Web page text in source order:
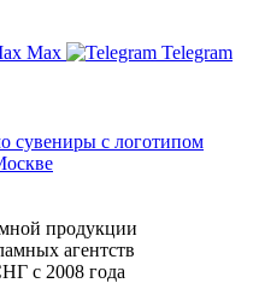
Max
Telegram
продукции
агентств
с 2008 года